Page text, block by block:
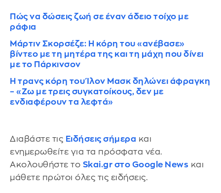
Πώς να δώσεις ζωή σε έναν άδειο τοίχο με
ράφια
Μάρτιν Σκορσέζε: Η κόρη του «ανέβασε»
βίντεο με τη μητέρα της και τη μάχη που δίνει
με το Πάρκινσον
Η τρανς κόρη του Ίλον Μασκ δηλώνει άφραγκη
– «Ζω με τρεις συγκατοίκους, δεν με
ενδιαφέρουν τα λεφτά»
Διαβάστε τις Ειδήσεις σήμερα και
ενημερωθείτε για τα πρόσφατα νέα.
Ακολουθήστε το Skai.gr στο Google News και
μάθετε πρώτοι όλες τις ειδήσεις.